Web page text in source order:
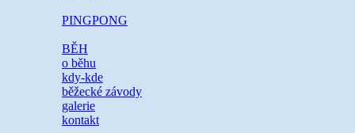
PINGPONG
BĚH
o běhu
kdy-kde
běžecké závody
galerie
kontakt